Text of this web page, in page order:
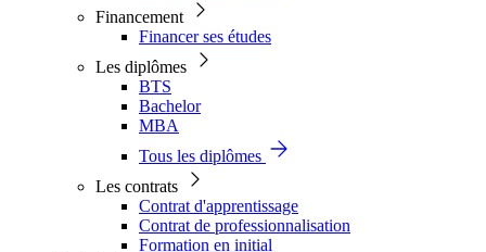
Financement
Financer ses études
Les diplômes
BTS
Bachelor
MBA
Tous les diplômes
Les contrats
Contrat d'apprentissage
Contrat de professionnalisation
Formation en initial